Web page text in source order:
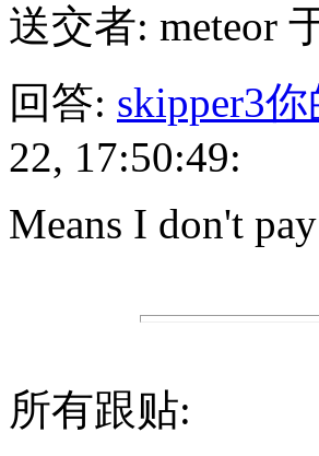
送交者: meteor
回答: skipper3
22, 17:50:49:
Means I don't
所有跟贴: